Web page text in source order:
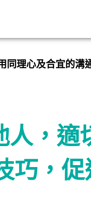
理心及合宜的溝
，適
巧，